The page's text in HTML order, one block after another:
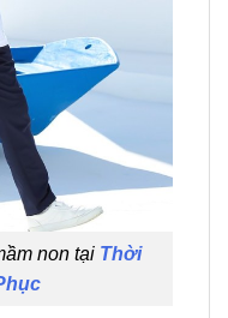
non tại Thời